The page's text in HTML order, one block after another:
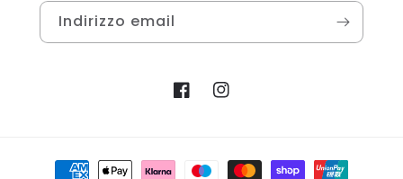
Indirizzo email
FacebookInstagram
Metodi